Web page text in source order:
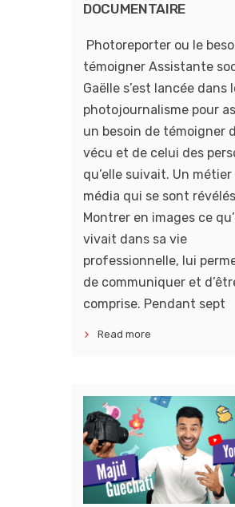
DOCUMENTAIRE
Photoreporter ou le
témoigner Assistante
Gaëlle s’est lancée dans
photojournalisme pour
un besoin de témoigner
vécu et de celui des
qu’elle suivait. Un
média qui se sont
Montrer en images ce
vivait dans sa vie
professionnelle, lui
de communiquer et
comprise. Pendant sept
Read more